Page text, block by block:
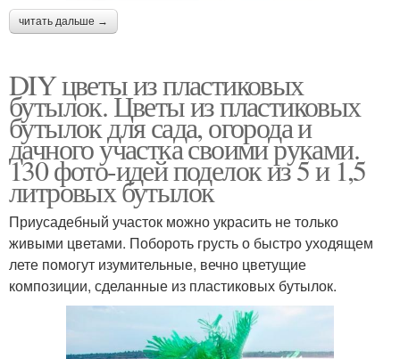
читать дальше →
DIY цветы из пластиковых
бутылок. Цветы из пластиковых
бутылок для сада, огорода и
дачного участка своими руками.
130 фото-идей поделок из 5 и 1,5
литровых бутылок
Приусадебный участок можно украсить не только
живыми цветами. Побороть грусть о быстро уходящем
лете помогут изумительные, вечно цветущие
композиции, сделанные из пластиковых бутылок.